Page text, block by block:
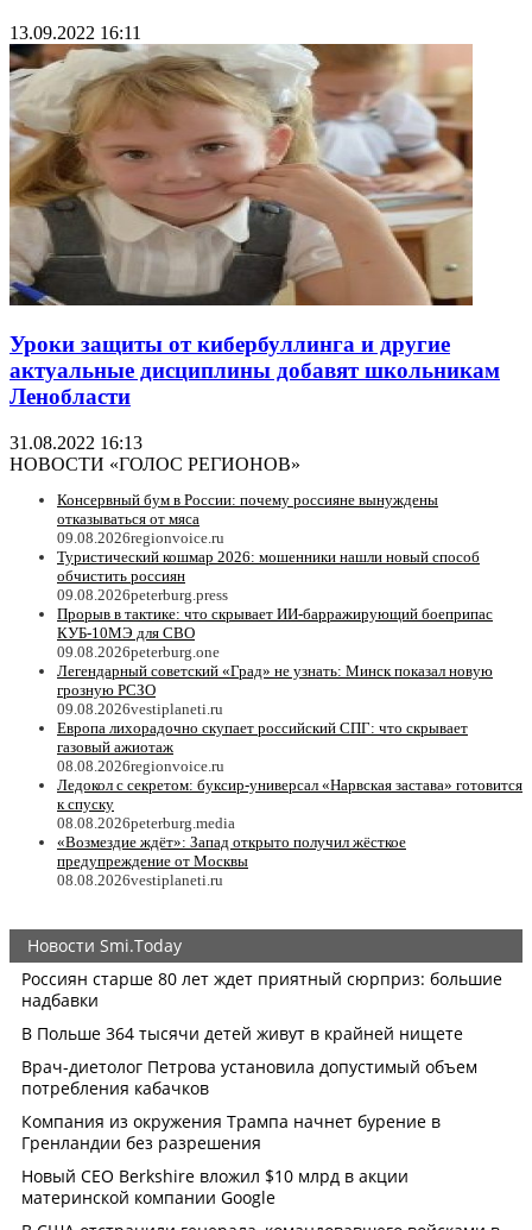
13.09.2022 16:11
Уроки защиты от кибербуллинга и другие
актуальные дисциплины добавят школьникам
Ленобласти
31.08.2022 16:13
НОВОСТИ «ГОЛОС РЕГИОНОВ»
Консервный бум в России: почему россияне вынуждены
отказываться от мяса
09.08.2026regionvoice.ru
Туристический кошмар 2026: мошенники нашли новый способ
обчистить россиян
09.08.2026peterburg.press
Прорыв в тактике: что скрывает ИИ-барражирующий боеприпас
КУБ-10МЭ для СВО
09.08.2026peterburg.one
Легендарный советский «Град» не узнать: Минск показал новую
грозную РСЗО
09.08.2026vestiplaneti.ru
Европа лихорадочно скупает российский СПГ: что скрывает
газовый ажиотаж
08.08.2026regionvoice.ru
Ледокол с секретом: буксир-универсал «Нарвская застава» готовится
к спуску
08.08.2026peterburg.media
«Возмездие ждёт»: Запад открыто получил жёсткое
предупреждение от Москвы
08.08.2026vestiplaneti.ru